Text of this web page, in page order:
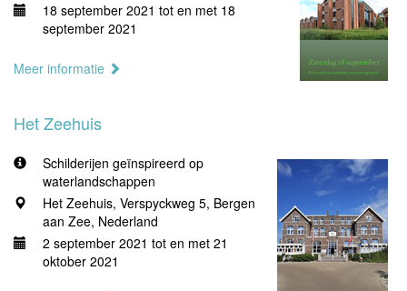
18 september 2021 tot en met 18
september 2021
Meer informatie
Het Zeehuis
Schilderijen geïnspireerd op
waterlandschappen
Het Zeehuis, Verspyckweg 5, Bergen
aan Zee, Nederland
2 september 2021 tot en met 21
oktober 2021